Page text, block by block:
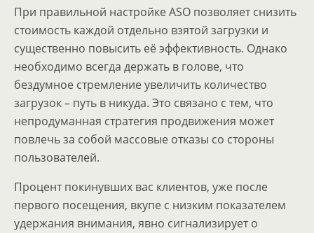
При правильной настройке ASO позволяет снизить
стоимость каждой отдельно взятой загрузки и
существенно повысить её эффективность. Однако
необходимо всегда держать в голове, что
бездумное стремление увеличить количество
загрузок – путь в никуда. Это связано с тем, что
непродуманная стратегия продвижения может
повлечь за собой массовые отказы со стороны
пользователей.
Процент покинувших вас клиентов, уже после
первого посещения, вкупе с низким показателем
удержания внимания, явно сигнализирует о